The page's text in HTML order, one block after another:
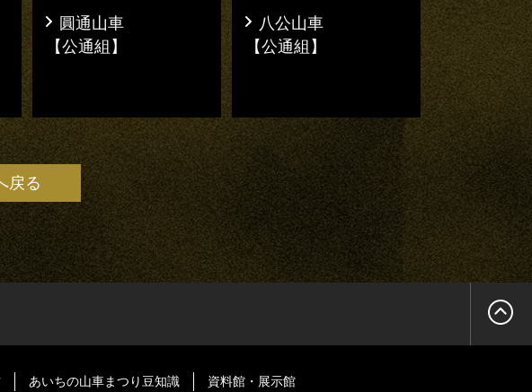
圓通山車
【公通組】
八公山車
【公通組】
戻る
あいちの山車まつり豆知識 資料館・展示館